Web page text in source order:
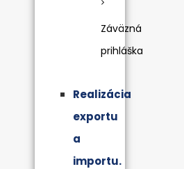
Záväzná
prihláška
Realizácia
exportu
a
importu.